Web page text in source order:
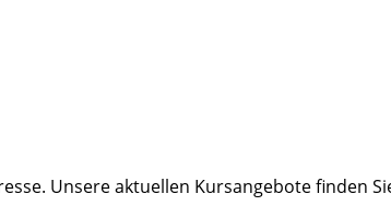
Unsere aktuellen Kursangebote finden